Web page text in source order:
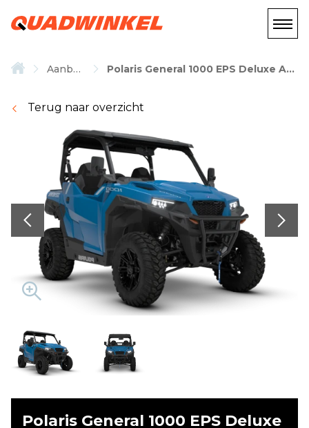
Aanbod Polaris General 1000 EPS Deluxe ABS
Terug naar overzicht
Polaris General 1000 EPS Deluxe